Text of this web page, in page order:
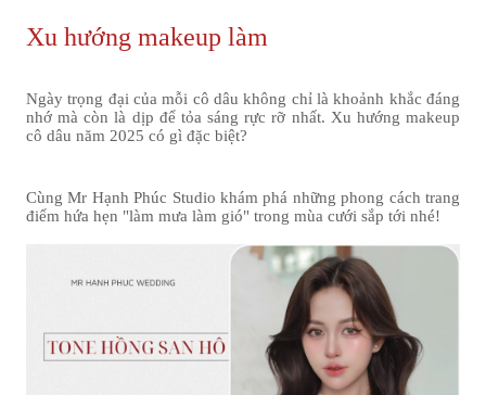
Xu hướng makeup làm
Ngày trọng đại của mỗi cô dâu không chỉ là khoảnh khắc đáng
nhớ mà còn là dịp để tỏa sáng rực rỡ nhất. Xu hướng makeup
cô dâu năm 2025 có gì đặc biệt?
CùngMr Hạnh Phúc Studio khám phá những phong cách trang
điểm hứa hẹn "làm mưa làm gió" trong mùa cưới sắp tới nhé!